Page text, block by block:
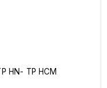
HN- TP HCM